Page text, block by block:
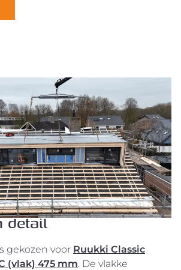
detail
gekozen voor Ruukki Classic
(vlak) 475 mm. De vlakke